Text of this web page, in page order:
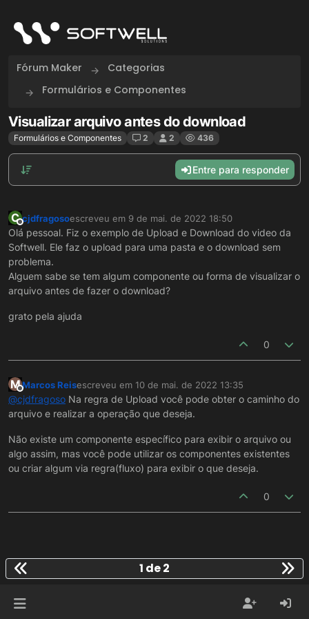
Fórum Maker
Categorias
Formulários e Componentes
Visualizar arquivo antes do download
Formulários e Componentes 2 2 436
Entre para responder
C
Offline
cjdfragosoescreveu em 9 de mai. de 2022 18:50
última edição por
Olá pessoal. Fiz o exemplo de Upload e Download do video da
Softwell. Ele faz o upload para uma pasta e o download sem
problema.
Alguem sabe se tem algum componente ou forma de visualizar o
arquivo antes de fazer o download?
grato pela ajuda
0
M
Offline
Marcos Reisescreveu em 10 de mai. de 2022 13:35
última edição por
@cjdfragoso Na regra de Upload você pode obter o caminho do
arquivo e realizar a operação que deseja.
Não existe um componente específico para exibir o arquivo ou
algo assim, mas você pode utilizar os componentes existentes
ou criar algum via regra(fluxo) para exibir o que deseja.
0
1 de 2